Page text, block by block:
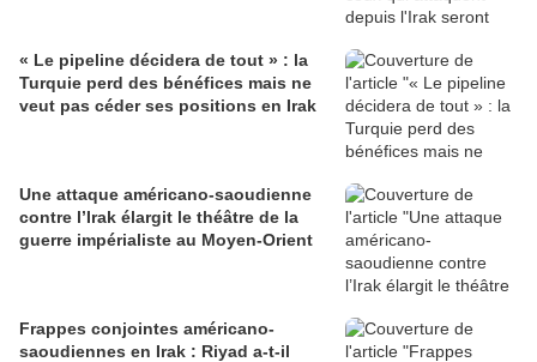
« Le pipeline décidera de tout » : la
Turquie perd des bénéfices mais ne
veut pas céder ses positions en Irak
Une attaque américano-saoudienne
contre l’Irak élargit le théâtre de la
guerre impérialiste au Moyen-Orient
Frappes conjointes américano-
saoudiennes en Irak : Riyad a-t-il